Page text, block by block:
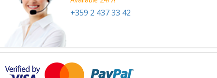
+359 2 437 33 42